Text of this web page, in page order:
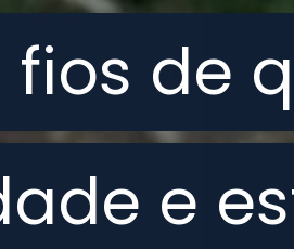
fios de
e
fios de
e